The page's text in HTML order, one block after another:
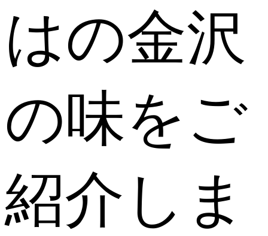
はの金沢
の味をご
紹介しま